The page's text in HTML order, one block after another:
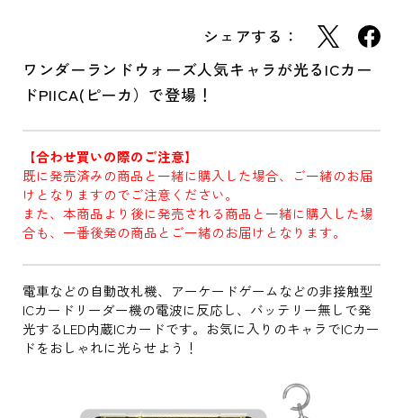
シェアする：
ワンダーランドウォーズ人気キャラが光るICカー
ドPIICA(ピーカ）で登場！
【合わせ買いの際のご注意】
既に発売済みの商品と一緒に購入した場合、ご一緒のお届
けとなりますのでご注意ください。
また、本商品より後に発売される商品と一緒に購入した場
合も、一番後発の商品とご一緒のお届けとなります。
電車などの自動改札機、アーケードゲームなどの非接触型
ICカードリーダー機の電波に反応し、バッテリー無しで発
光するLED内蔵ICカードです。お気に入りのキャラでICカー
ドをおしゃれに光らせよう！